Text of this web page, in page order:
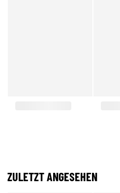
ZULETZT ANGESEHEN